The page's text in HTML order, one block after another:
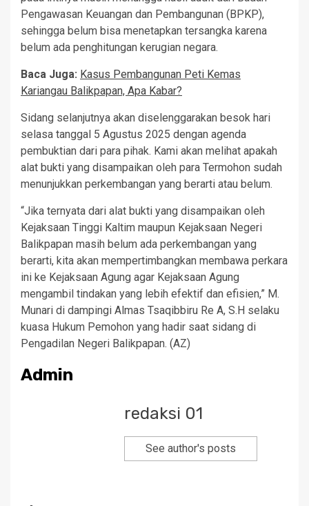
Pengawasan Keuangan dan Pembangunan (BPKP),
sehingga belum bisa menetapkan tersangka karena
belum ada penghitungan kerugian negara.
Baca Juga: Kasus Pembangunan Peti Kemas
Kariangau Balikpapan, Apa Kabar?
Sidang selanjutnya akan diselenggarakan besok hari
selasa tanggal 5 Agustus 2025 dengan agenda
pembuktian dari para pihak. Kami akan melihat apakah
alat bukti yang disampaikan oleh para Termohon sudah
menunjukkan perkembangan yang berarti atau belum.
“Jika ternyata dari alat bukti yang disampaikan oleh
Kejaksaan Tinggi Kaltim maupun Kejaksaan Negeri
Balikpapan masih belum ada perkembangan yang
berarti, kita akan mempertimbangkan membawa perkara
ini ke Kejaksaan Agung agar Kejaksaan Agung
mengambil tindakan yang lebih efektif dan efisien,” M.
Munari di dampingi Almas Tsaqibbiru Re A, S.H selaku
kuasa Hukum Pemohon yang hadir saat sidang di
Pengadilan Negeri Balikpapan. (AZ)
Admin
redaksi 01
See author's posts